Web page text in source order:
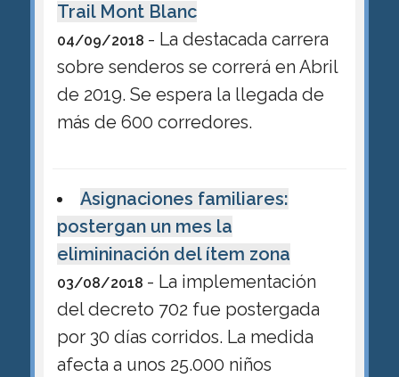
Trail Mont Blanc
04/09/2018 - La destacada carrera
sobre senderos se correrá en Abril
de 2019. Se espera la llegada de
más de 600 corredores.
Asignaciones familiares:
postergan un mes la
elimininación del ítem zona
03/08/2018 - La implementación
del decreto 702 fue postergada
por 30 días corridos. La medida
afecta a unos 25.000 niños